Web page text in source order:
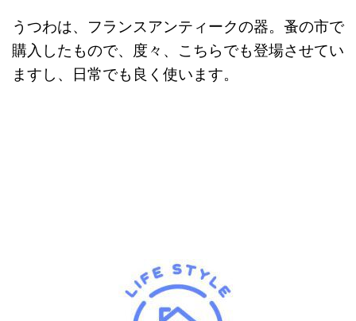
うつわは、フランスアンティークの器。蚤の市で
購入したもので、度々、こちらでも登場させてい
ますし、日常でも良く使います。